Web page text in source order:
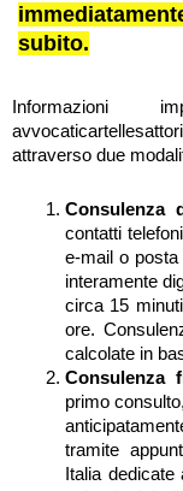
subito.
Informazioni
attraverso due
Consulenza
contatti
e-mail o posta
interamente
circa 15
ore.
calcolate in
Consulenza
primo
tramite
Italia